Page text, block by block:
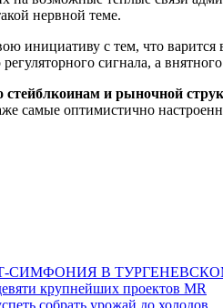
нервной теме.
инициативу с тем, что
сигнала, а
стейблкоинам и рыночной
самые оптимистично
В
крупнейших проектов MR
собрать урожай до холодов